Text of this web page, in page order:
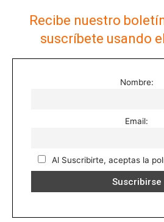
Recibe nuestro
suscríbete usando
Nombre:
Email:
Al Suscribirte, aceptas la